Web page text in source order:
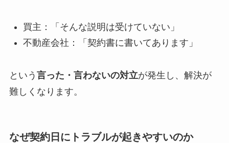
買主：「そんな説明は受けていない」
不動産会社：「契約書に書いてあります」
という 言った・言わないの対立が発生し、解決が
難しくなります。
なぜ契約日にトラブルが起きやすいのか